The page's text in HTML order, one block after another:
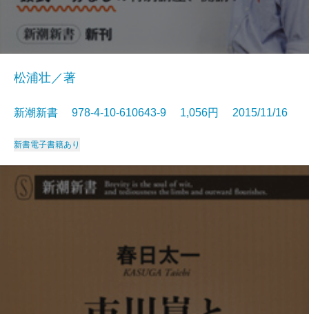
松浦壮／著
新潮新書 978-4-10-610643-9 1,056円 2015/11/16
新書電子書籍あり